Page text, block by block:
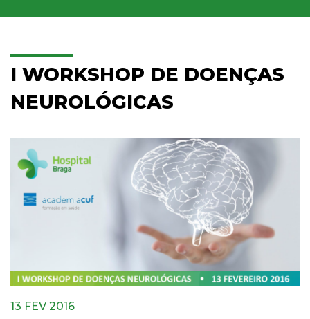
I WORKSHOP DE DOENÇAS
NEUROLÓGICAS
13 FEV 2016